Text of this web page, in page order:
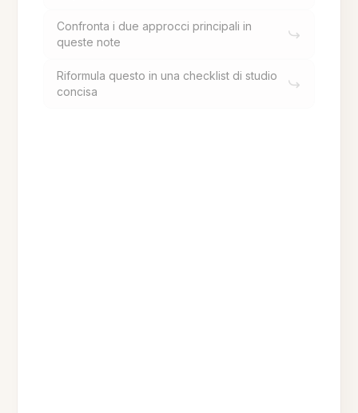
Confronta i due approcci principali in
queste note
Riformula questo in una checklist di studio
concisa